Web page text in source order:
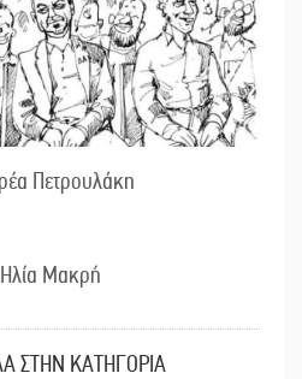
Πετρουλάκη
Μακρή
ΣΤΗΝ ΚΑΤΗΓΟΡΙΑ